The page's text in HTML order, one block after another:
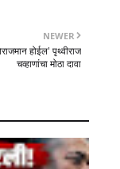
NEWER
होईल' पृथ्वीराज
चव्हाणांचा मोठा दावा